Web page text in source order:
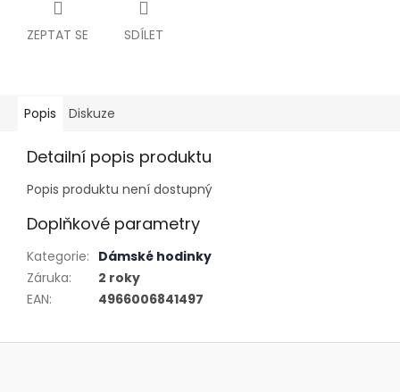
ZEPTAT SE SDÍLET
Popis Diskuze
Detailní popis produktu
Popis produktu není dostupný
Doplňkové parametry
Kategorie: Dámské hodinky
Záruka:
2 roky
EAN: 4966006841497
Z